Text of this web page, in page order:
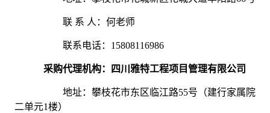
联 系 人：何老师
联系电话： 15808116986
采购代理机构：四川雅特工程项目管理有限公司
地址： 攀枝花市东区临江路55号（建行家属院
二单元1楼）